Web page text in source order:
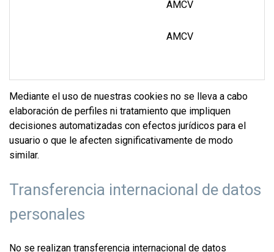
AMCV
AMCV
Mediante el uso de nuestras cookies no se lleva a cabo
elaboración de perfiles ni tratamiento que impliquen
decisiones automatizadas con efectos jurídicos para el
usuario o que le afecten significativamente de modo
similar.
Transferencia internacional de datos
personales
No se realizan transferencia internacional de datos